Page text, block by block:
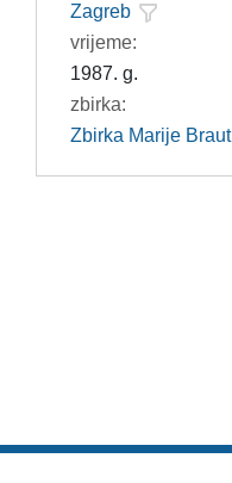
Zagreb
vrijeme:
1987. g.
zbirka:
Zbirka Marije Braut